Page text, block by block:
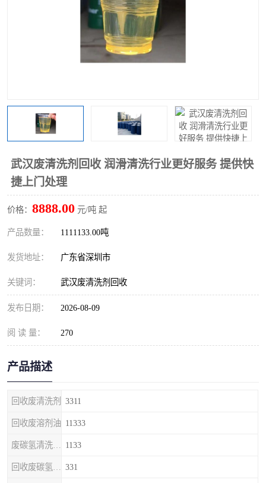
武汉废清洗剂回收 润滑清洗行业更好服务 提供快
捷上门处理
价格： 8888.00 元/吨 起
产品数量： 1111133.00吨
发货地址： 广东省深圳市
关键词： 武汉废清洗剂回收
发布日期： 2026-08-09
阅 读 量： 270
产品描述
回收废清洗剂 3311
回收废溶剂油 11333
1133
331